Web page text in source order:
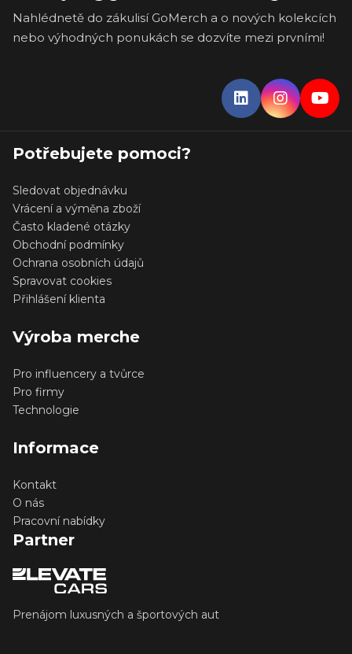
Nahlédnetě do zákulisí GoMerch a o nových kolekcích
nebo výhodných ponukách se dozvíte mezi prvními!
Potřebujete pomoci?
Sledovat objednávku
Vrácení a výměna zboží
Často kladené otázky
Obchodní podmínky
Ochrana osobních údajů
Spravovat cookies
Přihlášení klienta
Výroba merche
Pro influencery a tvůrce
Pro firmy
Technologie
Informace
Kontakt
O nás
Pracovní nabídky
Partner
Prenájom luxusných a športových aut